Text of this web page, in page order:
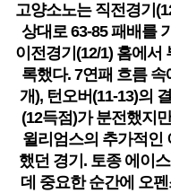
고양소노는 직전경기
상대로 63-85 패배를
이전경기(12/1) 홈에서
록했다. 7연패 흐름 속
개), 턴오버(11-13)의
(12득점)가 분전했지
윌리엄스의 추가적인
했던 경기. 토종 에이
데 중요한 순간에 오